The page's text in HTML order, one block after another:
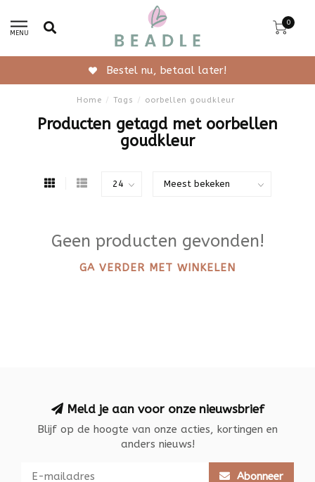
MENU
0
Bestel nu, betaal later!
Home / Tags / oorbellen goudkleur
Producten getagd met oorbellen
goudkleur
Geen producten gevonden!
GA VERDER MET WINKELEN
Meld je aan voor onze nieuwsbrief
Blijf op de hoogte van onze acties, kortingen en
anders nieuws!
Abonneer